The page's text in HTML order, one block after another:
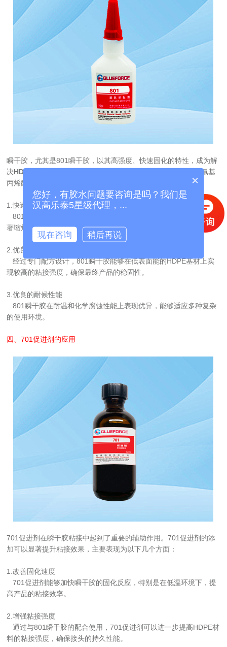
瞬干胶，尤其是801瞬干胶，以其高强度、快速固化的特性，成为解
决HDPE粘接
难题的有效方案之一。801瞬干胶是一种单组分的氰基
丙烯酸酯类胶粘剂，具有以下优势：
1.快速固化
801瞬干胶在与HDPE表面接触后，能够在短时间内完成固化，显
著缩短了生产周期，提高了生产效率。
2.优良的粘接强度
经过专门配方设计，801瞬干胶能够在低表面能的HDPE基材上实
现较高的粘接强度，确保最终产品的稳固性。
3.优良的耐候性能
801瞬干胶在耐温和化学腐蚀性能上表现优异，能够适应多种复杂
的使用环境。
四、701促进剂 的应用
701促进剂在瞬干胶粘接中起到了重要的辅助作用。701促进剂的添
加可以显著提升粘接效果，主要表现为以下几个方面：
1.改善固化速度
701促进剂能够加快瞬干胶的固化反应，特别是在低温环境下，提
高产品的粘接效率。
2.增强粘接强度
通过与801瞬干胶的配合使用，701促进剂可以进一步提高HDPE材
料的粘接强度，确保接头的持久性能。
×
您好，有胶水问题要咨询是吗？我们是
汉高乐泰5星级代理，...
现在咨询 稍后再说